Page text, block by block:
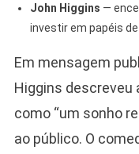
John Higgins —
investir em papéis
Em mensagem
Higgins descreveu
como “um sonho
ao público. O